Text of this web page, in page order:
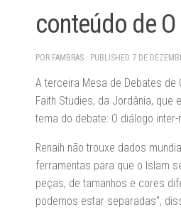
conteúdo de
POR FAMBRAS · PUBLISHED 7 DE
A terceira Mesa de Debates de
Faith Studies, da Jordânia,
tema do debate: O diálogo
Renaih não trouxe dados
ferramentas para que o Islam
peças, de tamanhos e cores
podemos estar separadas”,